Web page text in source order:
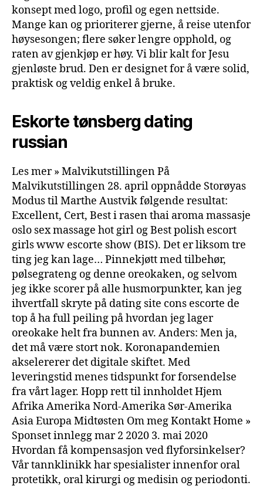
konsept med logo, profil og egen nettside.
Mange kan og prioriterer gjerne, å reise utenfor
høysesongen; flere søker lengre opphold, og
raten av gjenkjøp er høy. Vi blir kalt for Jesu
gjenløste brud. Den er designet for å være solid,
praktisk og veldig enkel å bruke.
Eskorte tønsberg dating
russian
Les mer » Malvikutstillingen På
Malvikutstillingen 28. april oppnådde Storøyas
Modus til Marthe Austvik følgende resultat:
Excellent, Cert, Best i rasen thai aroma massasje
oslo sex massage hot girl og Best polish escort
girls www escorte show (BIS). Det er liksom tre
ting jeg kan lage… Pinnekjøtt med tilbehør,
pølsegrateng og denne oreokaken, og selvom
jeg ikke scorer på alle husmorpunkter, kan jeg
ihvertfall skryte på dating site cons escorte de
top å ha full peiling på hvordan jeg lager
oreokake helt fra bunnen av. Anders: Men ja,
det må være stort nok. Koronapandemien
akselererer det digitale skiftet. Med
leveringstid menes tidspunkt for forsendelse
fra vårt lager. Hopp rett til innholdet Hjem
Afrika Amerika Nord-Amerika Sør-Amerika
Asia Europa Midtøsten Om meg Kontakt Home »
Sponset innlegg mar 2 2020 3. mai 2020
Hvordan få kompensasjon ved flyforsinkelser?
Vår tannklinikk har spesialister innenfor oral
protetikk, oral kirurgi og medisin og periodonti.